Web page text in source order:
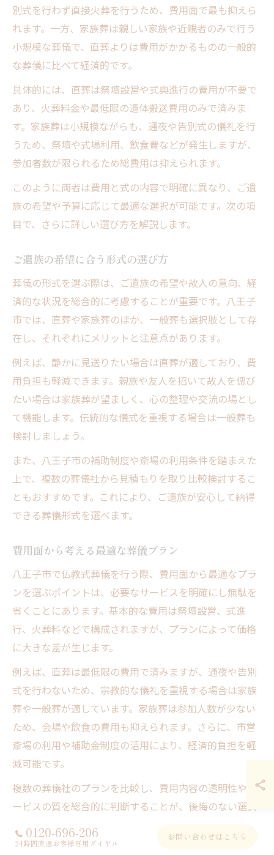
別式を行わず直接火葬を行うため、費用面で最も抑えら
れます。一方、家族葬は親しい家族や近親者のみで行う
小規模な葬儀で、直葬よりは費用がかかるものの一般的
な葬儀に比べて経済的です。
具体的には、直葬は祭壇設営や式典進行の費用が不要で
あり、火葬料金や最低限の遺体搬送費用のみで済みま
す。家族葬は小規模ながらも、通夜や告別式の儀礼を行
うため、祭壇や式場利用、飲食費などが発生しますが、
参加者数が限られるため総費用は抑えられます。
このように両者は費用と式の内容で明確に異なり、ご遺
族の希望や予算に応じて最適な選択が可能です。次の項
目で、さらに詳しい選び方を解説します。
ご遺族の希望に合う形式の選び方
葬儀の形式を選ぶ際は、ご遺族の希望や故人の意向、経
済的な状況を総合的に考慮することが重要です。八王子
市では、直葬や家族葬のほか、一般葬も選択肢として存
在し、それぞれにメリットと注意点があります。
例えば、静かに見送りたい場合は直葬が適しており、費
用負担も軽減できます。親族や友人を招いて故人を偲び
たい場合は家族葬が望ましく、心の整理や交流の場とし
て機能します。伝統的な儀式を重視する場合は一般葬も
検討しましょう。
また、八王子市の補助制度や斎場の利用条件を踏まえた
上で、複数の葬儀社から見積もりを取り比較検討するこ
ともおすすめです。これにより、ご遺族が安心して納得
できる葬儀形式を選べます。
費用面から考える最適な葬儀プラン
八王子市で仏教式葬儀を行う際、費用面から最適なプラ
ンを選ぶポイントは、必要なサービスを明確にし無駄を
省くことにあります。基本的な費用は祭壇設営、式進
行、火葬料などで構成されますが、プランによって価格
に大きな差が生じます。
例えば、直葬は最低限の費用で済みますが、通夜や告別
式を行わないため、宗教的な儀礼を重視する場合は家族
葬や一般葬が適しています。家族葬は参加人数が少ない
ため、会場や飲食の費用も抑えられます。さらに、市営
斎場の利用や補助金制度の活用により、経済的負担を軽
減可能です。
複数の葬儀社のプランを比較し、費用内容の透明性やサ
ービスの質を総合的に判断することが、後悔のない選択
につながります。
0120-696-206
24時間直通お客様専用ダイヤル
お問い合わせはこちら